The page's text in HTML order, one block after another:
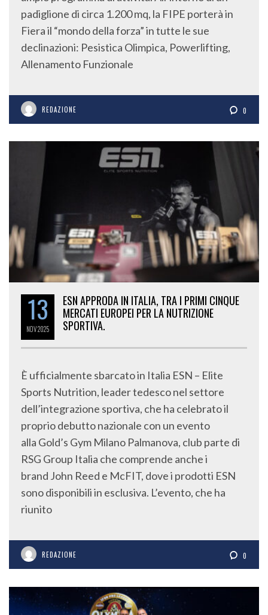
padiglione di circa 1.200 mq, la FIPE porterà in
Fiera il “mondo della forza” in tutte le sue
declinazioni: Pesistica Olimpica, Powerlifting,
Allenamento Funzionale
REDAZIONE 0
13
NOV2025
ESN APPRODA IN ITALIA, TRA I PRIMI CINQUE
MERCATI EUROPEI PER LA NUTRIZIONE
SPORTIVA.
È ufficialmente sbarcato in Italia ESN – Elite
Sports Nutrition, leader tedesco nel settore
dell’integrazione sportiva, che ha celebrato il
proprio debutto nazionale con un evento
alla Gold’s Gym Milano Palmanova, club parte di
RSG Group Italia che comprende anche i
brand John Reed e McFIT, dove i prodotti ESN
sono disponibili in esclusiva. L’evento, che ha
riunito
REDAZIONE 0